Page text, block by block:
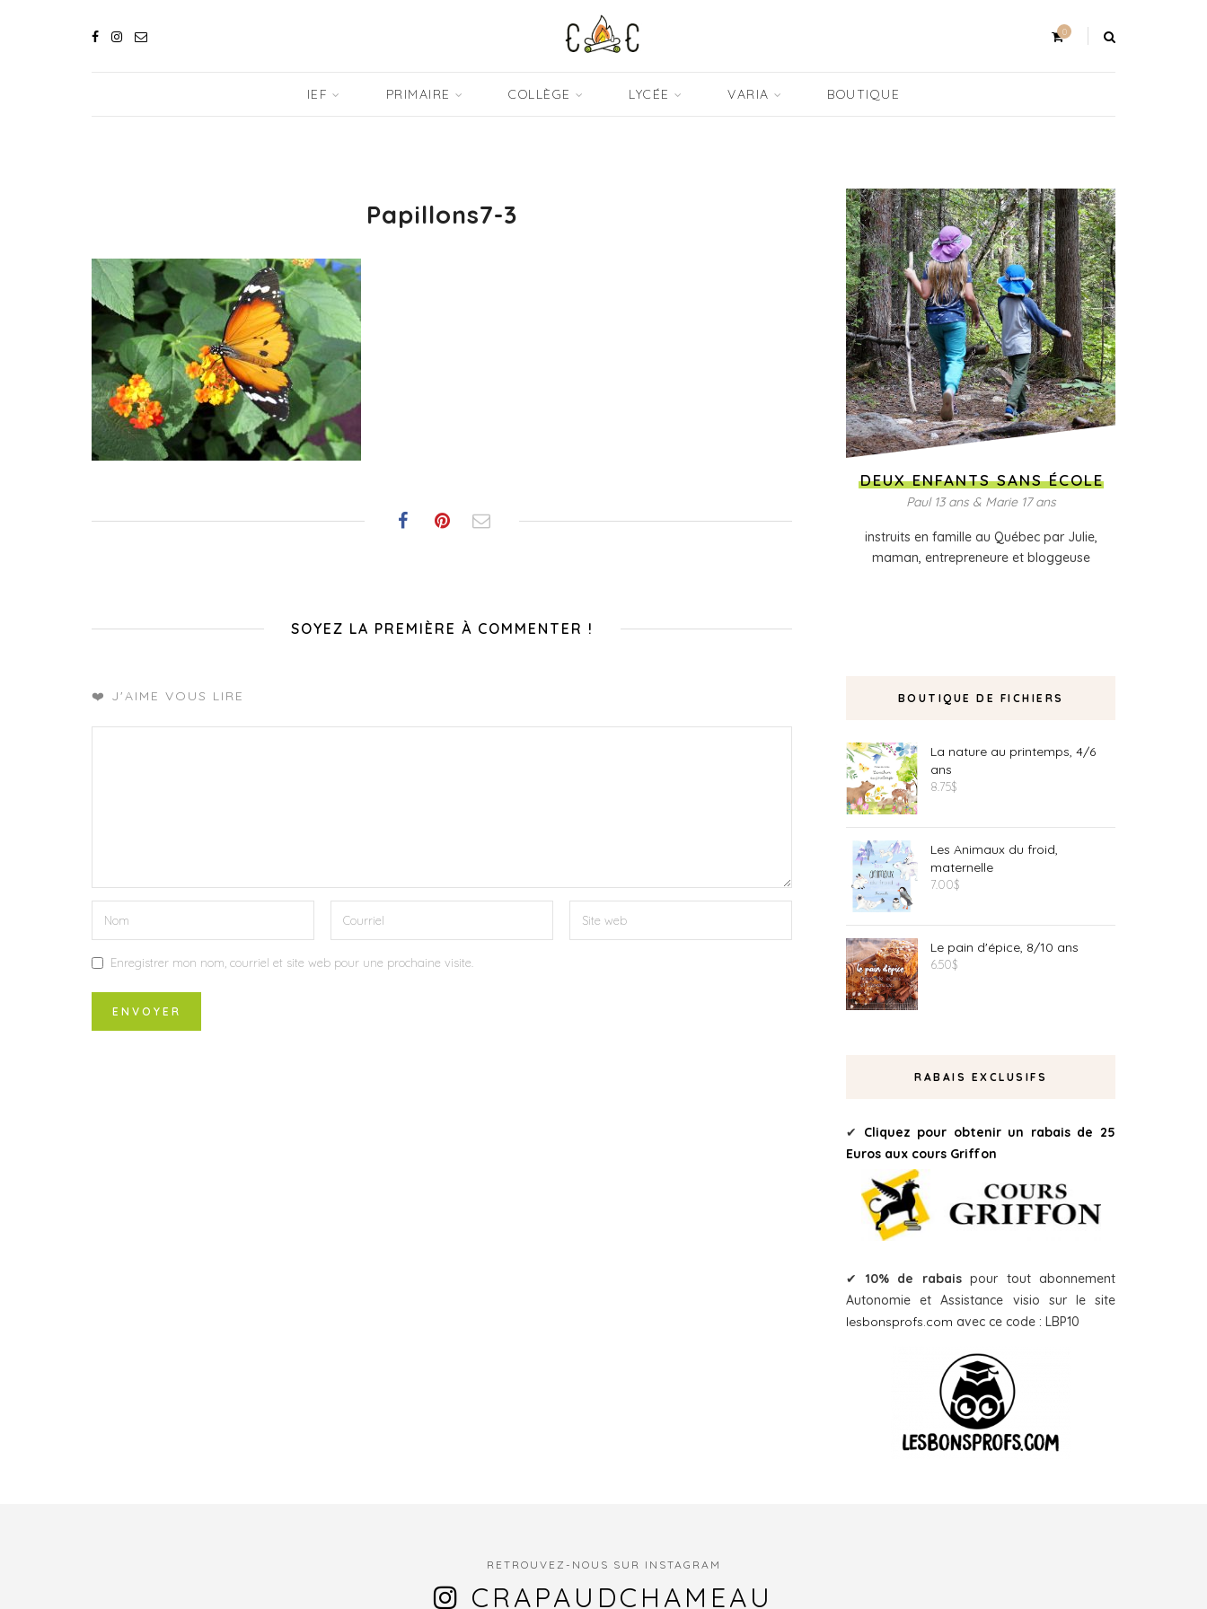
0
IEF PRIMAIRE COLLÈGE LYCÉE VARIA BOUTIQUE
Papillons7-3
SOYEZ LA PREMIÈRE À COMMENTER !
❤️ J'AIME VOUS LIRE
Enregistrer mon nom, courriel et site web pour une prochaine visite.
DEUX ENFANTS SANS ÉCOLE
Paul 13 ans & Marie 17 ans
instruits en famille au Québec par Julie,
maman, entrepreneure et bloggeuse
BOUTIQUE DE FICHIERS
La nature au printemps, 4/6
ans
8.75$
Les Animaux du froid,
maternelle
7.00$
Le pain d'épice, 8/10 ans
6.50$
RABAIS EXCLUSIFS
✔ Cliquez pour obtenir un rabais de 25
Euros aux cours Griffon
✔ 10% de rabaispour tout abonnement
Autonomie et Assistance visio sur le site
lesbonsprofs.com avec ce code : LBP10
RETROUVEZ-NOUS SUR INSTAGRAM
CRAPAUDCHAMEAU